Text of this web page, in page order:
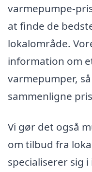
varmepumpe-
at finde de
lokalområde.
information om
varmepumper,
sammenligne
Vi gør det også
om tilbud fra
specialiserer sig